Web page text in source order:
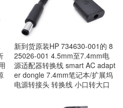
新到货原装HP 734630-001的 8
25026-001 4.5mm至7.4mm电
源适配器转换线 smart AC adapt
er dongle 7.4mm笔记本/扩展坞
电源转接头 转换线 小口转大口